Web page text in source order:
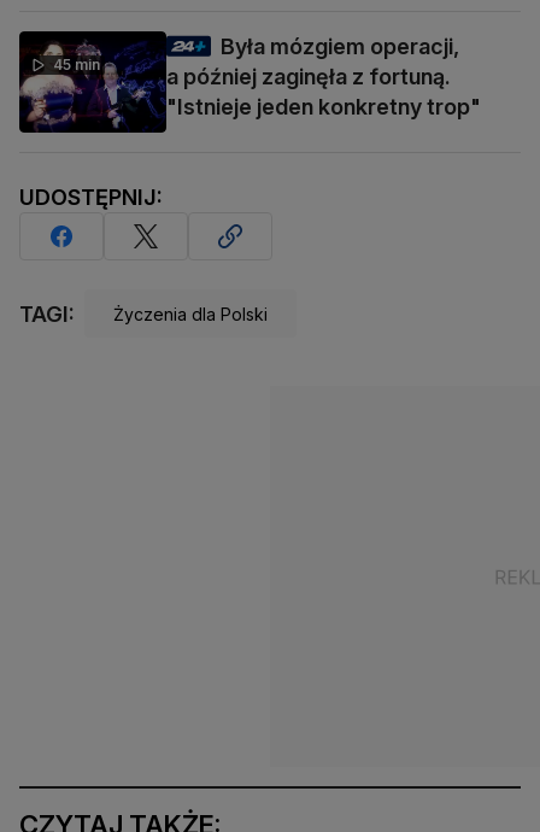
45 min
Była mózgiem operacji,
a później zaginęła z fortuną.
"Istnieje jeden konkretny trop"
UDOSTĘPNIJ:
TAGI: Życzenia dla Polski
CZYTAJ TAKŻE: